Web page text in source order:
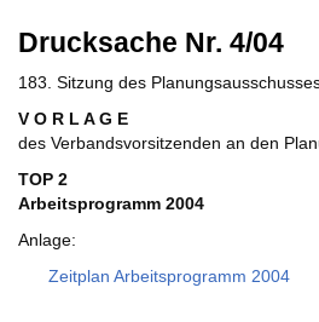
Drucksache Nr. 4/04
183. Sitzung des
V O R L A G E
des Verbandsvorsitzenden an den
TOP 2
Arbeitsprogramm 2004
Anlage:
Zeitplan Arbeitsprogramm 2004